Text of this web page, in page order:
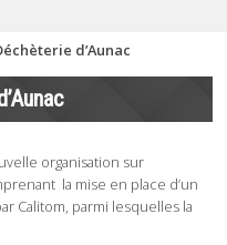
d’Aunac
organisation sur
la mise en place d’un
Calitom, parmi lesquelles la